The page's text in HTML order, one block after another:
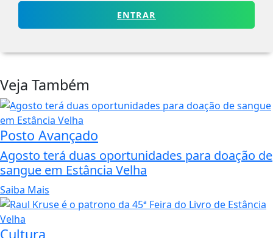
ENTRAR
Veja Também
Posto Avançado
Agosto terá duas oportunidades para doação de
sangue em Estância Velha
Saiba Mais
Cultura